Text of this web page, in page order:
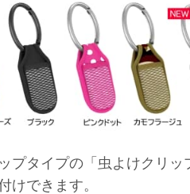
プタイプの「虫よけクリ
けできます。